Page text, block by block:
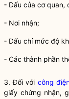
- Dấu của cơ quan,
- Nơi nhận;
- Dấu chỉ mức độ
- Các thành phần
3. Đối với công
giấy chứng nhận,